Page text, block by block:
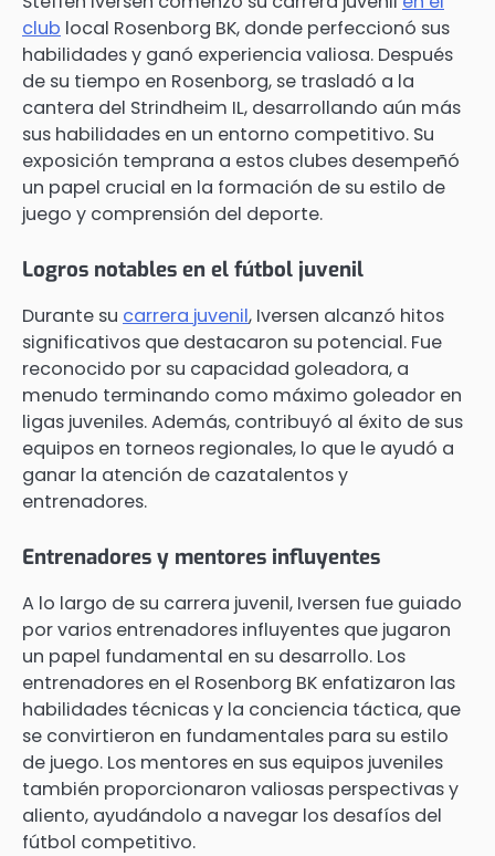
club local Rosenborg BK, donde perfeccionó sus
habilidades y ganó experiencia valiosa. Después
de su tiempo en Rosenborg, se trasladó a la
cantera del Strindheim IL, desarrollando aún más
sus habilidades en un entorno competitivo. Su
exposición temprana a estos clubes desempeñó
un papel crucial en la formación de su estilo de
juego y comprensión del deporte.
Logros notables en el fútbol juvenil
Durante su carrera juvenil, Iversen alcanzó hitos
significativos que destacaron su potencial. Fue
reconocido por su capacidad goleadora, a
menudo terminando como máximo goleador en
ligas juveniles. Además, contribuyó al éxito de sus
equipos en torneos regionales, lo que le ayudó a
ganar la atención de cazatalentos y
entrenadores.
Entrenadores y mentores influyentes
A lo largo de su carrera juvenil, Iversen fue guiado
por varios entrenadores influyentes que jugaron
un papel fundamental en su desarrollo. Los
entrenadores en el Rosenborg BK enfatizaron las
habilidades técnicas y la conciencia táctica, que
se convirtieron en fundamentales para su estilo
de juego. Los mentores en sus equipos juveniles
también proporcionaron valiosas perspectivas y
aliento, ayudándolo a navegar los desafíos del
fútbol competitivo.